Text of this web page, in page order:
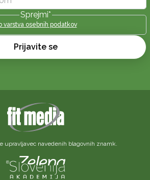
Sprejmi*
varstva osebnih podatkov
Prijavite se
upravljavec navedenih blagovnih znamk.